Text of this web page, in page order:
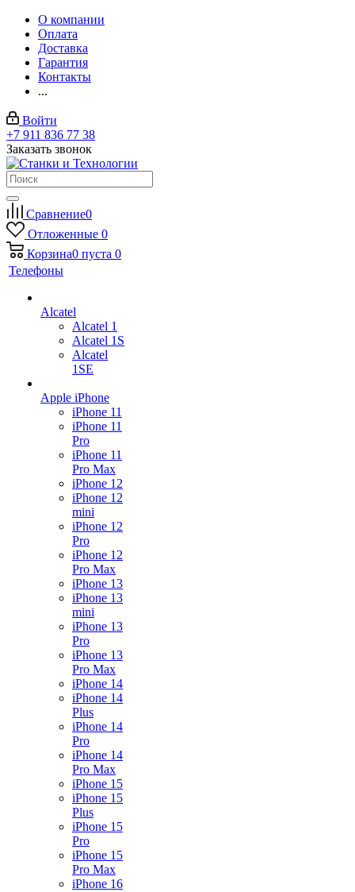
О компании
Оплата
Доставка
Гарантия
Контакты
...
Войти
+7 911 836 77 38
Заказать звонок
Сравнение0
Отложенные 0
Корзина0 пуста 0
Телефоны
Alcatel
Alcatel 1
Alcatel 1S
Alcatel
1SE
Apple iPhone
iPhone 11
iPhone 11
Pro
iPhone 11
Pro Max
iPhone 12
iPhone 12
mini
iPhone 12
Pro
iPhone 12
Pro Max
iPhone 13
iPhone 13
mini
iPhone 13
Pro
iPhone 13
Pro Max
iPhone 14
iPhone 14
Plus
iPhone 14
Pro
iPhone 14
Pro Max
iPhone 15
iPhone 15
Plus
iPhone 15
Pro
iPhone 15
Pro Max
iPhone 16